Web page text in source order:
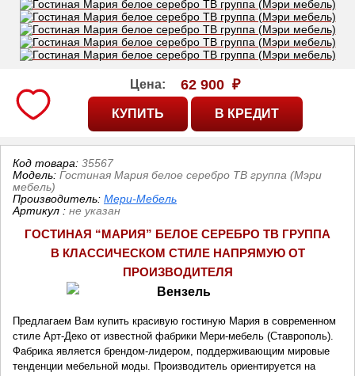
Цена: 62 900 ₽
Код товара: 35567
Модель: Гостиная Мария белое серебро ТВ группа (Мэри
мебель)
Производитель: Мери-Мебель
Артикул : не указан
ГОСТИНАЯ “МАРИЯ ” БЕЛОЕ СЕРЕБРО ТВ ГРУППА
В КЛАССИЧЕСКОМ СТИЛЕ НАПРЯМУЮ ОТ
ПРОИЗВОДИТЕЛЯ
Предлагаем Вам купить красивую гостиную Мария в современном
стиле Арт-Деко от известной фабрики Мери-мебель (Ставрополь).
Фабрика является брендом-лидером, поддерживающим мировые
тенденции мебельной моды. Производитель ориентируется на